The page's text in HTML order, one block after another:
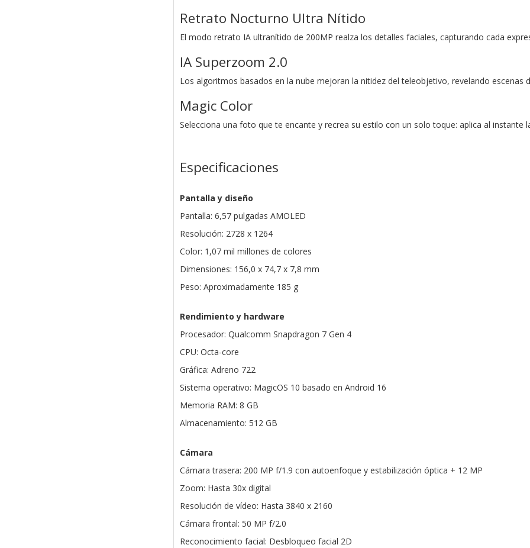
Retrato Nocturno Ultra Nítido
El modo retrato IA ultranítido de 200MP realza los detalles faciales, capturando cada
IA Superzoom 2.0
Los algoritmos basados en la nube mejoran la nitidez del teleobjetivo, revelando escenas
Magic Color
Selecciona una foto que te encante y recrea su estilo con un solo toque: aplica al instante
Especificaciones
Pantalla y diseño
Pantalla: 6,57 pulgadas AMOLED
Resolución: 2728 x 1264
Color: 1,07 mil millones de colores
Dimensiones: 156,0 x 74,7 x 7,8 mm
Peso: Aproximadamente 185 g
Rendimiento y hardware
Procesador: Qualcomm Snapdragon 7 Gen 4
CPU: Octa-core
Gráfica: Adreno 722
Sistema operativo: MagicOS 10 basado en Android 16
Memoria RAM: 8 GB
Almacenamiento: 512 GB
Cámara
Cámara trasera: 200 MP f/1.9 con autoenfoque y estabilización óptica + 12 MP
Zoom: Hasta 30x digital
Resolución de vídeo: Hasta 3840 x 2160
Cámara frontal: 50 MP f/2.0
Reconocimiento facial: Desbloqueo facial 2D